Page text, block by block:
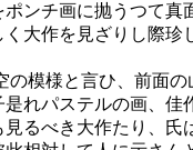
ンチ画に抛うつて
大作を見ざりし際
の模様と言ひ、前面
れパステルの画、佳
るべき大作たり、